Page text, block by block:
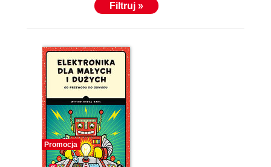
Filtruj »
Promocja